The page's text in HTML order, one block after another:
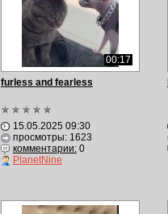
00:17
furless and fearless
15.05.2025 09:30
просмотры: 1623
комментарии:0
PlanetNine